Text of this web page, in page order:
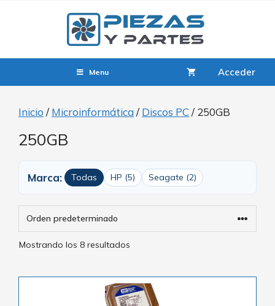
Menu Acceder
Inicio / Microinformática/ Discos PC/ 250GB
250GB
Marca: Todas HP (5) Seagate (2)
Mostrando los 8 resultados